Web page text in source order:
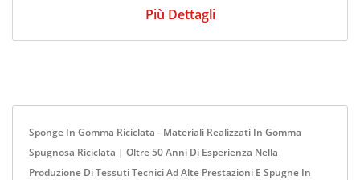
Più Dettagli
Sponge In Gomma Riciclata - Materiali Realizzati In Gomma
Spugnosa Riciclata | Oltre 50 Anni Di Esperienza Nella
Produzione Di Tessuti Tecnici Ad Alte Prestazioni E Spugne In